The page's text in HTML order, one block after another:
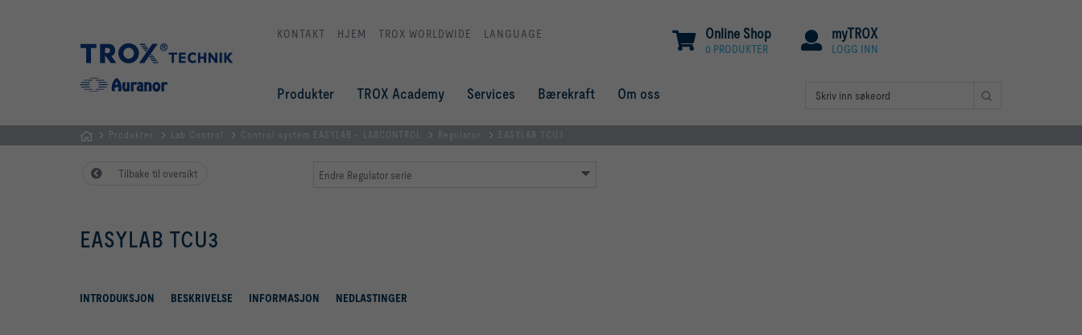
KONTAKT HJEM TROX WORLDWIDE LANGUAGE myTROX
LOGG INN
Online Shop
0 PRODUKTER
Produkter TROX Academy Services Bærekraft Om oss
Produkter Lab Control Control system EASYLAB - LABCONTROL Regulator EASYLAB TCU3
Tilbake til oversikt Endre Regulator serie
EASYLAB TCU3
INTRODUKSJON BESKRIVELSE INFORMASJON NEDLASTINGER